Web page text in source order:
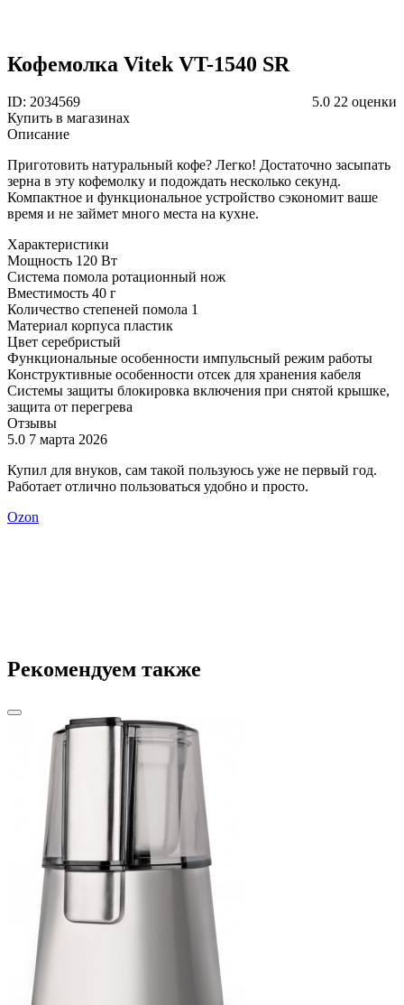
Кофемолка Vitek VT-1540 SR
ID: 2034569 5.0 22 оценки
Купить в магазинах
Описание
Приготовить натуральный кофе? Легко! Достаточно засыпать
зерна в эту кофемолку и подождать несколько секунд.
Компактное и функциональное устройство сэкономит ваше
время и не займет много места на кухне.
Характеристики
Мощность 120 Вт
Система помола ротационный нож
Вместимость 40 г
Количество степеней помола 1
Материал корпуса пластик
Цвет серебристый
Функциональные особенности импульсный режим работы
Конструктивные особенности отсек для хранения кабеля
Системы защиты блокировка включения при снятой крышке,
защита от перегрева
Отзывы
5.0 7 марта 2026
Купил для внуков, сам такой пользуюсь уже не первый год.
Работает отлично пользоваться удобно и просто.
Ozon
Рекомендуем также